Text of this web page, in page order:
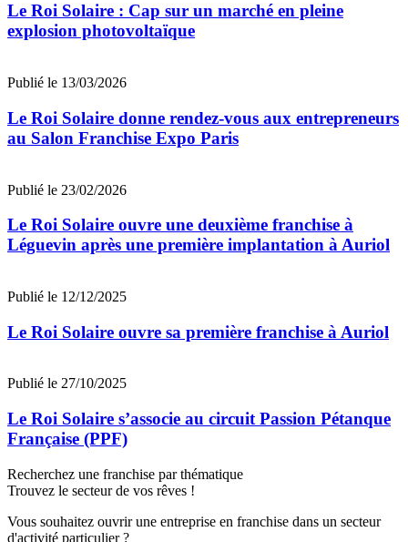
Le Roi Solaire : Cap sur un marché en pleine
explosion photovoltaïque
Publié le 13/03/2026
Le Roi Solaire donne rendez-vous aux entrepreneurs
au Salon Franchise Expo Paris
Publié le 23/02/2026
Le Roi Solaire ouvre une deuxième franchise à
Léguevin après une première implantation à Auriol
Publié le 12/12/2025
Le Roi Solaire ouvre sa première franchise à Auriol
Publié le 27/10/2025
Le Roi Solaire s’associe au circuit Passion Pétanque
Française (PPF)
Recherchez une franchise par thématique
Trouvez le secteur de vos rêves !
Vous souhaitez ouvrir une entreprise en franchise dans un secteur
d'activité particulier ?